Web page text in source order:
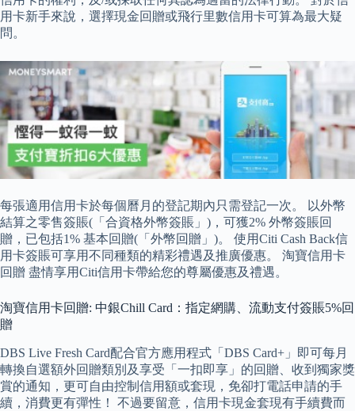
用卡新手來說，選擇現金回贈或飛行里數信用卡可算為最大疑
問。
每張適用信用卡於每個曆月的登記期內只需登記一次。 以外幣
結算之零售簽賬(「合資格外幣簽賬」)，可獲2% 外幣簽賬回
贈，已包括1% 基本回贈(「外幣回贈」)。 使用Citi Cash Back信
用卡簽賬可享用不同種類的精彩禮遇及推廣優惠。 淘寶信用卡
回贈 盡情享用Citi信用卡帶給您的尊屬優惠及禮遇。
淘寶信用卡回贈: 中銀Chill Card：指定網購、流動支付簽賬5%回
贈
DBS Live Fresh Card配合官方應用程式「DBS Card+」即可每月
轉換自選額外回贈類別及享受「一扣即享」的回贈、收到獨家獎
賞的通知，更可自由控制信用額或套現，免卻打電話申請的手
續，消費更有彈性！ 不過要留意，信用卡現金套現有手續費而